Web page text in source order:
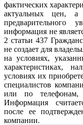
фактических
актуальных цен,
предварительного
информация не
2 статьи 437
не создает для
на условиях,
характеристиках,
условиях их
специалистов
или по телефонам,
Информация
после ее
компании.